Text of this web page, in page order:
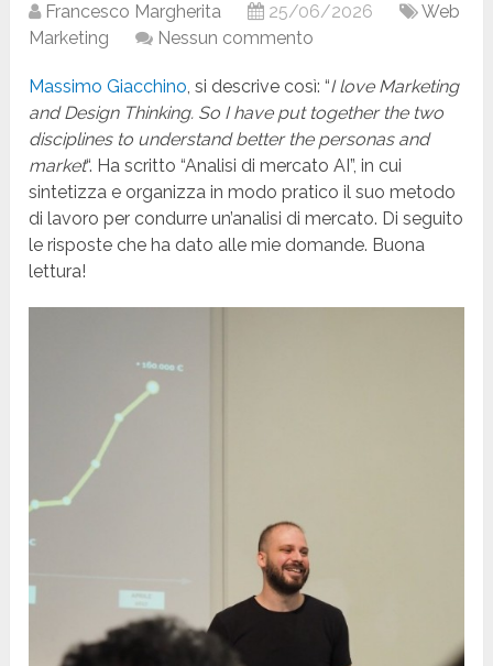
Francesco Margherita 25/06/2026
Web
Marketing
Nessun commento
Massimo Giacchino, si descrive così: “I love Marketing
and Design Thinking. So I have put together the two
disciplines to understand better the personas and
market“. Ha scritto “Analisi di mercato AI”, in cui
sintetizza e organizza in modo pratico il suo metodo
di lavoro per condurre un’analisi di mercato. Di seguito
le risposte che ha dato alle mie domande. Buona
lettura!